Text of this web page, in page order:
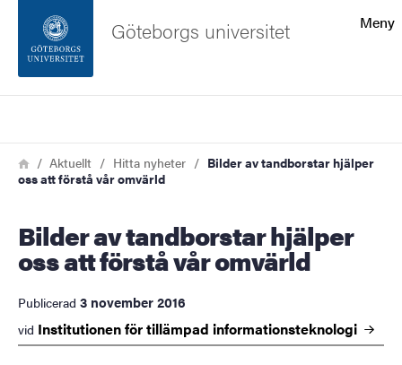
Sidfoten
Om webbplatsen
Meny
Göteborgs universitet
Länkstig
HemAktuellt Hitta nyheter
Bilder av tandborstar hjälper
oss att förstå vår omvärld
Bilder av tandborstar hjälper
oss att förstå vår omvärld
Publicerad 3 november 2016
vid Institutionen för tillämpad informationsteknologi